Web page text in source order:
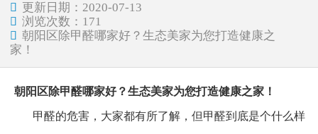
 更新日期：2020-07-13
 浏览次数： 171
 朝阳区除甲醛哪家好？生态美家为您打造健康之
家！
朝阳区除甲醛哪家好？生态美家为您打造健康之家！
甲醛的危害，大家都有所了解，但甲醛到底是个什么样